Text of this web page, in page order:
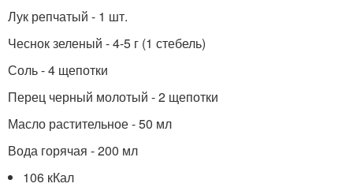
Лук репчатый - 1 шт.
Чеснок зеленый - 4-5 г (1 стебель)
Соль - 4 щепотки
Перец черный молотый - 2 щепотки
Масло растительное - 50 мл
Вода горячая - 200 мл
106 кКал